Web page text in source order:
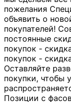
пожелания
объявить о
покупателей!
постоянные
покупок -
покупок -
Оставляйте
покупки, чтобы
Позиции с